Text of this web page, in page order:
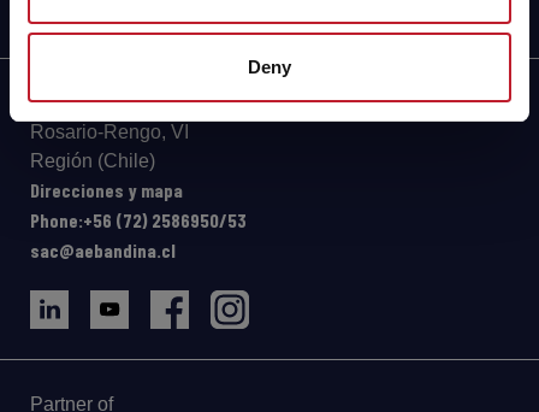
Deny
Longitudinal Sur km. 103,
Rosario-Rengo, VI
Región (Chile)
Direcciones y mapa
Phone:+56 (72) 2586950/53
sac@aebandina.cl
Partner of